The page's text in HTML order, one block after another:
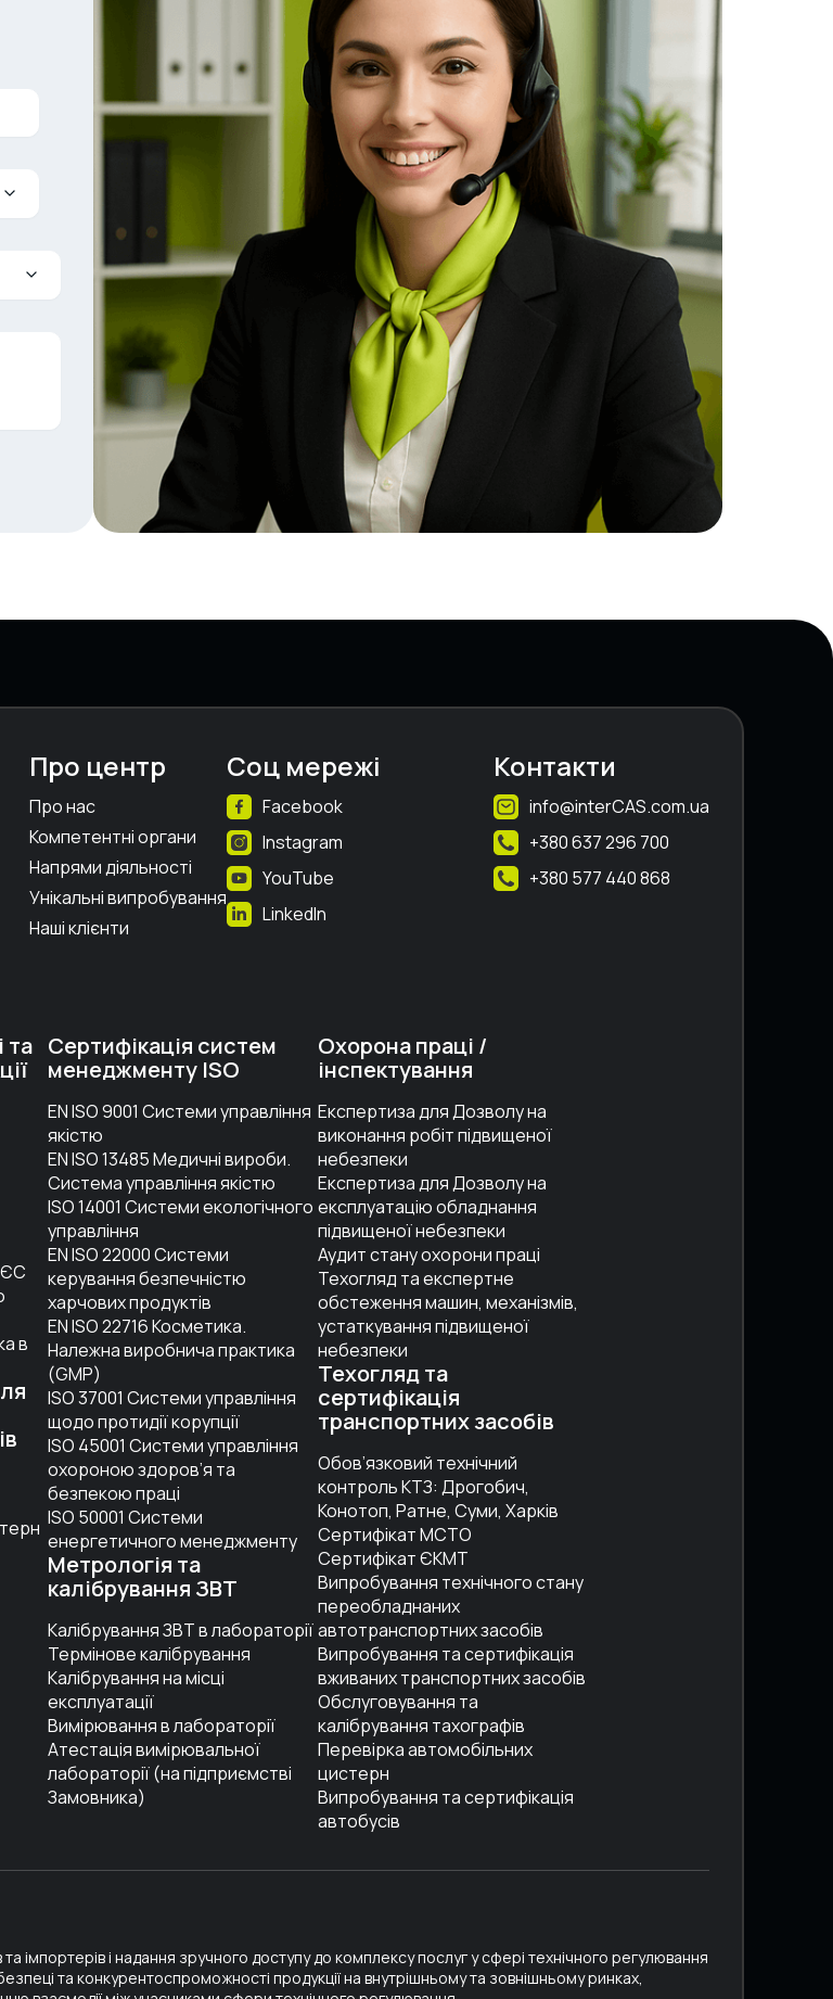
Про центр
Про нас
Компетентні органи
Напрями діяльності
Унікальні випробування
Наші клієнти
Соц мережі
Facebook
Instagram
YouTube
LinkedIn
Контакти
info@interCAS.com.ua
+380 637 296 700
+380 577 440 868
та
ЄС
в
Сертифікація систем
менеджменту ISO
EN ISO 9001 Системи управління
якістю
EN ISO 13485 Медичні вироби.
Система управління якістю
ISO 14001 Системи екологічного
управління
EN ISO 22000 Системи
керування безпечністю
харчових продуктів
EN ISO 22716 Косметика.
Належна виробнича практика
(GMP)
ISO 37001 Системи управління
щодо протидії корупції
ISO 45001 Системи управління
охороною здоров’я та
безпекою праці
ISO 50001 Системи
енергетичного менеджменту
Метрологія та
калібрування ЗВТ
Калібрування ЗВТ в лабораторії
Термінове калібрування
Калібрування на місці
експлуатації
Вимірювання в лабораторії
Атестація вимірювальної
лабораторії (на підприємстві
Замовника)
Охорона праці /
інспектування
Експертиза для Дозволу на
виконання робіт підвищеної
небезпеки
Експертиза для Дозволу на
експлуатацію обладнання
підвищеної небезпеки
Аудит стану охорони праці
Техогляд та експертне
обстеження машин, механізмів,
устаткування підвищеної
небезпеки
Техогляд та
сертифікація
транспортних засобів
Обов’язковий технічний
контроль КТЗ: Дрогобич,
Конотоп, Ратне, Суми, Харків
Сертифікат МСТО
Сертифікат ЄКМТ
Випробування технічного стану
переобладнаних
автотранспортних засобів
Випробування та сертифікація
вживаних транспортних засобів
Обслуговування та
калібрування тахографів
Перевірка автомобільних
цистерн
Випробування та сертифікація
автобусів
імпортерів і надання зручного доступу до комплексу послуг у сфері технічного регулювання
та конкурентоспроможності продукції на внутрішньому та зовнішньому ринках,